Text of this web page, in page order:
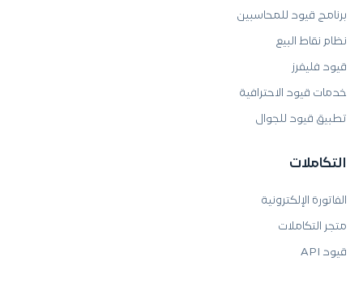
برنامج قيود للمحاسبين
نظام نقاط البيع
قيود فليفرز
خدمات قيود الاحترافية
تطبيق قيود للجوال
التكاملات
الفاتورة الإلكترونية
متجر التكاملات
قيود API